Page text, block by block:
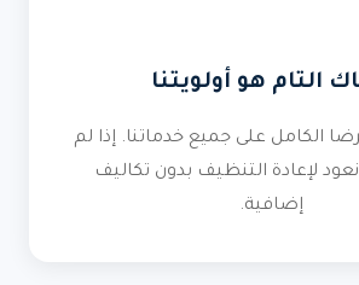
التام هو أولويتنا
الكامل على جميع خدماتنا. إذا لم
لإعادة التنظيف بدون تكاليف
إضافية.